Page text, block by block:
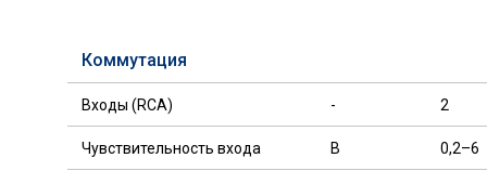
Коммутация
Входы (RCA) - 2
Чувствительность входа В 0,2–6